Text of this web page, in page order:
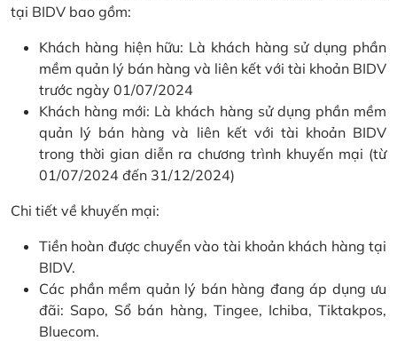
tại BIDV bao gồm:
Khách hàng hiện hữu: Là khách hàng sử dụng phần
mềm quản lý bán hàng và liên kết với tài khoản BIDV
trước ngày 01/07/2024
Khách hàng mới: Là khách hàng sử dụng phần mềm
quản lý bán hàng và liên kết với tài khoản BIDV
trong thời gian diễn ra chương trình khuyến mại (từ
01/07/2024 đến 31/12/2024)
Chi tiết về khuyến mại:
Tiền hoàn được chuyển vào tài khoản khách hàng tại
BIDV.
Các phần mềm quản lý bán hàng đang áp dụng ưu
đãi: Sapo, Sổ bán hàng, Tingee, Ichiba, Tiktakpos,
Bluecom.